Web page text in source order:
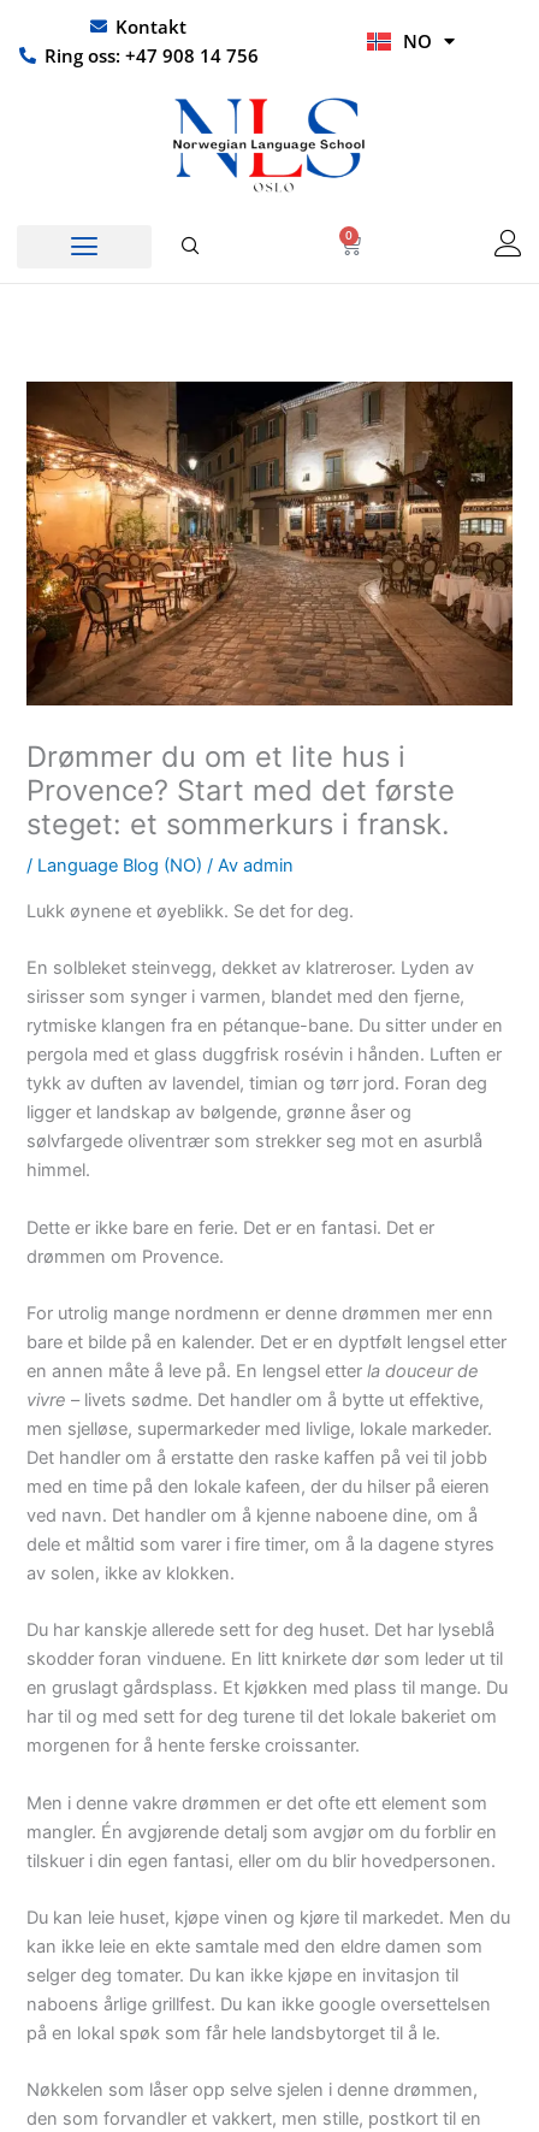
rett
Kontakt
Ring oss: +47 908 14 756
NO
HI
0
Handlekurv
Drømmer du om et lite hus i
Provence? Start med det første
steget: et sommerkurs i fransk.
/ Language Blog (NO) / Av admin
Lukk øynene et øyeblikk. Se det for deg.
En solbleket steinvegg, dekket av klatreroser. Lyden av
sirisser som synger i varmen, blandet med den fjerne,
rytmiske klangen fra en pétanque-bane. Du sitter under en
pergola med et glass duggfrisk rosévin i hånden. Luften er
tykk av duften av lavendel, timian og tørr jord. Foran deg
ligger et landskap av bølgende, grønne åser og
sølvfargede oliventrær som strekker seg mot en asurblå
himmel.
Dette er ikke bare en ferie. Det er en fantasi. Det er
drømmen om Provence.
For utrolig mange nordmenn er denne drømmen mer enn
bare et bilde på en kalender. Det er en dyptfølt lengsel etter
en annen måte å leve på. En lengsel etterla douceur de
vivre – livets sødme. Det handler om å bytte ut effektive,
men sjelløse, supermarkeder med livlige, lokale markeder.
Det handler om å erstatte den raske kaffen på vei til jobb
med en time på den lokale kafeen, der du hilser på eieren
ved navn. Det handler om å kjenne naboene dine, om å
dele et måltid som varer i fire timer, om å la dagene styres
av solen, ikke av klokken.
Du har kanskje allerede sett for deg huset. Det har lyseblå
skodder foran vinduene. En litt knirkete dør som leder ut til
en gruslagt gårdsplass. Et kjøkken med plass til mange. Du
har til og med sett for deg turene til det lokale bakeriet om
morgenen for å hente ferske croissanter.
Men i denne vakre drømmen er det ofte ett element som
mangler. Én avgjørende detalj som avgjør om du forblir en
tilskuer i din egen fantasi, eller om du blir hovedpersonen.
Du kan leie huset, kjøpe vinen og kjøre til markedet. Men du
kan ikke leie en ekte samtale med den eldre damen som
selger deg tomater. Du kan ikke kjøpe en invitasjon til
naboens årlige grillfest. Du kan ikke google oversettelsen
på en lokal spøk som får hele landsbytorget til å le.
Nøkkelen som låser opp selve sjelen i denne drømmen,
den som forvandler et vakkert, men stille, postkort til en